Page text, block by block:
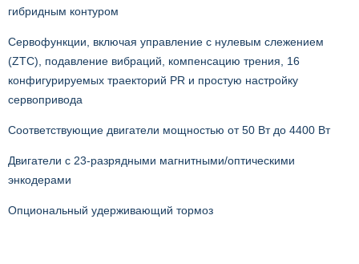
гибридным контуром
Сервофункции, включая управление с нулевым слежением
(ZTC), подавление вибраций, компенсацию трения, 16
конфигурируемых траекторий PR и простую настройку
сервопривода
Соответствующие двигатели мощностью от 50 Вт до 4400 Вт
Двигатели с 23-разрядными магнитными/оптическими
энкодерами
Опциональный удерживающий тормоз